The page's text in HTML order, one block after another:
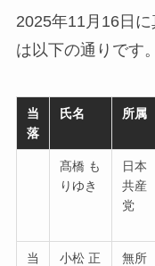
2025年11月16日
は以下の通りです。
当
落
氏名 所属
髙橋 も
りゆき
日本
共産
党
当
小松 正
無所